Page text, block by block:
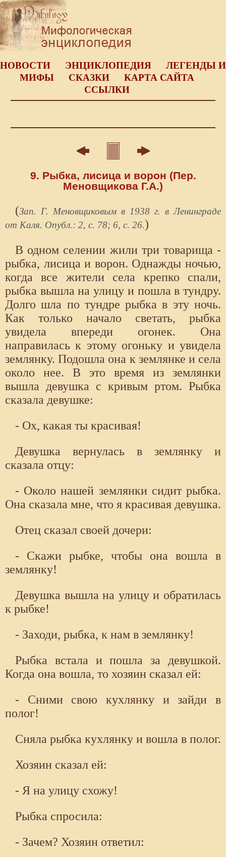
НОВОСТИ ЭНЦИКЛОПЕДИЯ
ЛЕГЕНДЫ И
МИФЫ
СКАЗКИ
КАРТА САЙТА
ССЫЛКИ
9. Рыбка, лисица и ворон (Пер.
Меновщикова Г.А.)
(Зап. Г. Меновщиковым в 1938 г. в Ленинграде
от Каля. Опубл.: 2, с. 78; 6, с. 26.)
В одном селении жили три товарища -
рыбка, лисица и ворон. Однажды ночью,
когда все жители села крепко спали,
рыбка вышла на улицу и пошла в тундру.
Долго шла по тундре рыбка в эту ночь.
Как только начало светать, рыбка
увидела впереди огонек. Она
направилась к этому огоньку и увидела
землянку. Подошла она к землянке и села
около нее. В это время из землянки
вышла девушка с кривым ртом. Рыбка
сказала девушке:
- Ох, какая ты красивая!
Девушка вернулась в землянку и
сказала отцу:
- Около нашей землянки сидит рыбка.
Она сказала мне, что я красивая девушка.
Отец сказал своей дочери:
- Скажи рыбке, чтобы она вошла в
землянку!
Девушка вышла на улицу и обратилась
к рыбке!
- Заходи, рыбка, к нам в землянку!
Рыбка встала и пошла за девушкой.
Когда она вошла, то хозяин сказал ей:
- Сними свою кухлянку и зайди в
полог!
Сняла рыбка кухлянку и вошла в полог.
Хозяин сказал ей:
- Я на улицу схожу!
Рыбка спросила:
- Зачем? Хозяин ответил: